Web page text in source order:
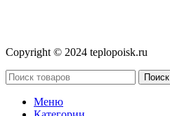
Copyright © 2024 teplopoisk.ru
Поиск
Меню